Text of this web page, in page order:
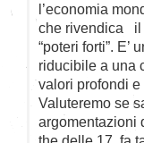
l’economia
che rivendica il
“poteri forti”.
riducibile a una
valori profondi
Valuteremo se
argomentazioni